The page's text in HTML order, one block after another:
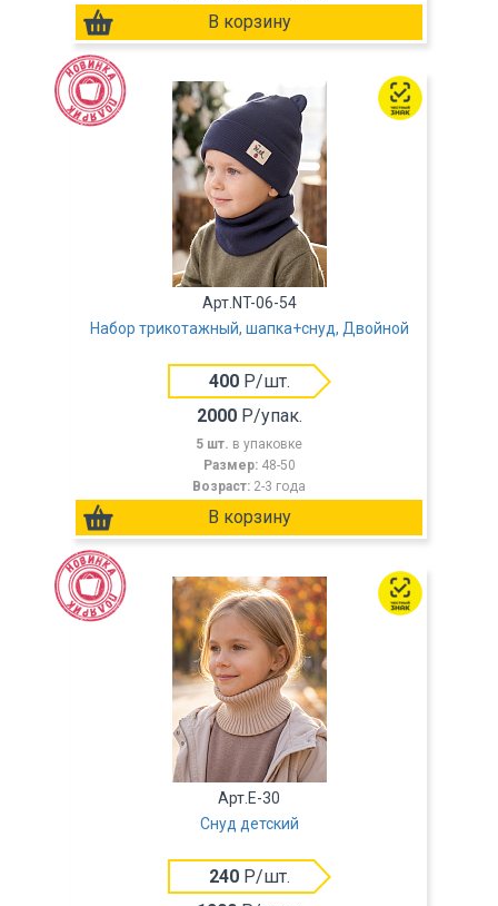
Арт.NT-06-54
Набор трикотажный, шапка+снуд, Двойной
400Р/шт.
2000Р/упак.
5 шт. в упаковке
Размер: 48-50
Возраст: 2-3 года
Арт.E-30
Снуд детский
240Р/шт.